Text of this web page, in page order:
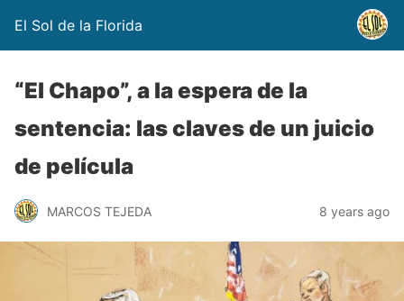
El Sol de la Florida
“El Chapo”, a la espera de la
sentencia: las claves de un juicio
de película
MARCOS TEJEDA 8 years ago